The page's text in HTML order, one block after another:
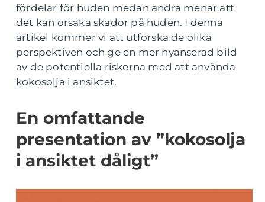
fördelar för huden medan andra menar att
det kan orsaka skador på huden. I denna
artikel kommer vi att utforska de olika
perspektiven och ge en mer nyanserad bild
av de potentiella riskerna med att använda
kokosolja i ansiktet.
En omfattande
presentation av ”kokosolja
i ansiktet dåligt”